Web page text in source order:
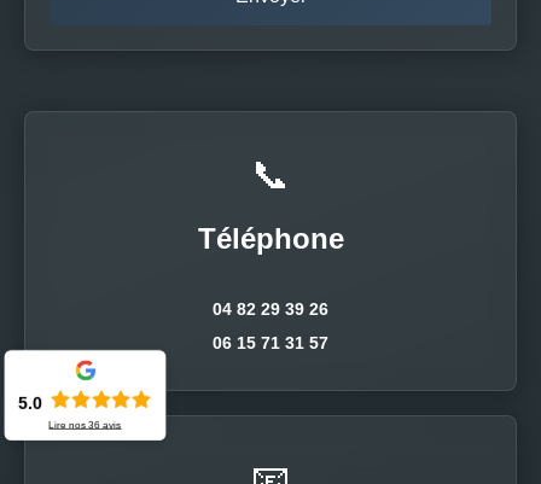
📞
Téléphone
04 82 29 39 26
06 15 71 31 57
5.0
Lire nos36 avis